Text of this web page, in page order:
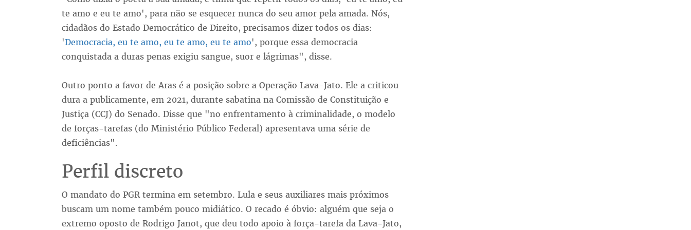
te amo e eu te amo', para não se esquecer nunca do seu amor pela amada. Nós,
cidadãos do Estado Democrático de Direito, precisamos dizer todos os dias:
'Democracia, eu te amo, eu te amo, eu te amo', porque essa democracia
conquistada a duras penas exigiu sangue, suor e lágrimas", disse.
Outro ponto a favor de Aras é a posição sobre a Operação Lava-Jato. Ele a criticou
dura a publicamente, em 2021, durante sabatina na Comissão de Constituição e
Justiça (CCJ) do Senado. Disse que "no enfrentamento à criminalidade, o modelo
de forças-tarefas (do Ministério Público Federal) apresentava uma série de
deficiências".
Perfil discreto
O mandato do PGR termina em setembro. Lula e seus auxiliares mais próximos
buscam um nome também pouco midiático. O recado é óbvio: alguém que seja o
extremo oposto de Rodrigo Janot, que deu todo apoio à força-tarefa da Lava-Jato,